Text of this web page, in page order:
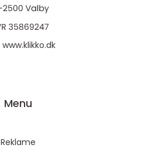
www.klikko.dk
Menu
Reklame